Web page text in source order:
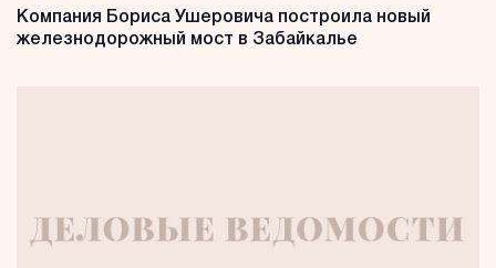
Компания Бориса Ушеровича построила новый
железнодорожный мост в Забайкалье